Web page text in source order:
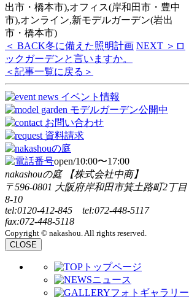
出市・橋本市),オフィス(岸和田市・豊中
市),オンライン,新モデルガーデン(岩出
市・橋本市)
＜ BACK冬に備えた照明計画 NEXT ＞ ロ
ックガーデンと言いますか。
＜記事一覧に戻る＞
open/10:00〜17:00
nakashouの庭 【株式会社中商】
〒596-0801 大阪府岸和田市箕土路町2丁目
8-10
tel:0120-412-845 tel:072-448-5117
fax:072-448-5118
Copyright © nakashou. All rights reserved.
CLOSE
トップページ
ニュース
フォトギャラリー